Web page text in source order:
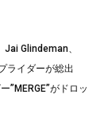
Jai Glindeman、
ライダーが総出
”MERGE”がドロッ